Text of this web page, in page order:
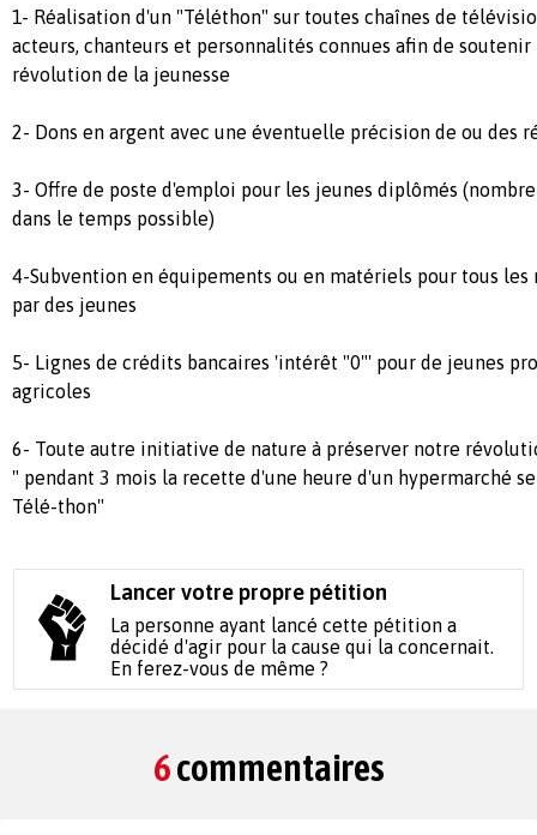
1- Réalisation d'un "Téléthon" sur toutes chaînes de
acteurs, chanteurs et personnalités connues afin de
révolution de la jeunesse
2- Dons en argent avec une éventuelle précision de ou des
3- Offre de poste d'emploi pour les jeunes diplômés
dans le temps possible)
4-Subvention en équipements ou en matériels pour tous
par des jeunes
5- Lignes de crédits bancaires 'intérêt "0"' pour de jeunes
agricoles
6- Toute autre initiative de nature à préserver notre
" pendant 3 mois la recette d'une heure d'un hypermarché
Télé-thon"
Lancer votre propre pétition
La personne ayant lancé cette pétition a
décidé d'agir pour la cause qui la concernait.
En ferez-vous de même ?
6commentaires